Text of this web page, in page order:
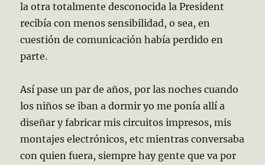
la otra totalmente desconocida la President
recibía con menos sensibilidad, o sea, en
cuestión de comunicación había perdido en
parte.
Así pase un par de años, por las noches cuando
los niños se iban a dormir yo me ponía allí a
diseñar y fabricar mis circuitos impresos, mis
montajes electrónicos, etc mientras conversaba
con quien fuera, siempre hay gente que va por